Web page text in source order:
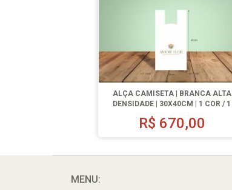
ALÇA CAMISETA | BRANCA ALTA
DENSIDADE | 30X40CM | 1 COR / 1
LADO | 1000 UN.
R$ 670,00
MENU: